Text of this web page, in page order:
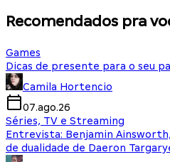
Recomendados pra
Games
Dicas de presente para o seu
Camila Hortencio
07.ago.26
Séries, TV e Streaming
Entrevista: Benjamin
de dualidade de Daeron